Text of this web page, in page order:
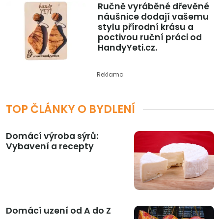
Ručně vyráběné dřevěné
náušnice dodají vašemu
stylu přírodní krásu a
poctivou ruční práci od
HandyYeti.cz.
Reklama
TOP ČLÁNKY O BYDLENÍ
Domácí výroba sýrů:
Vybavení a recepty
Domácí uzení od A do Z